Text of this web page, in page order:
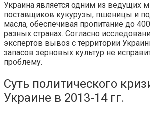
Украина является одним из ведущих
поставщиков кукурузы, пшеницы и
масла, обеспечивая пропитание до
разных странах. Согласно
экспертов вывоз с территории
запасов зерновых культур не
проблему.
Суть политического
Украине в 2013-14 гг.